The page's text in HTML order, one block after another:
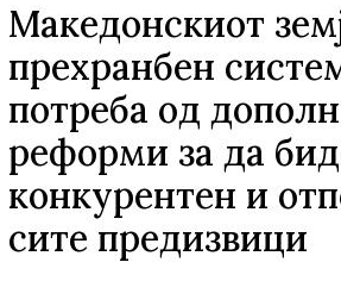
Македонскиот
прехранбен
потреба од
реформи за да
конкурентен и
сите предизвици